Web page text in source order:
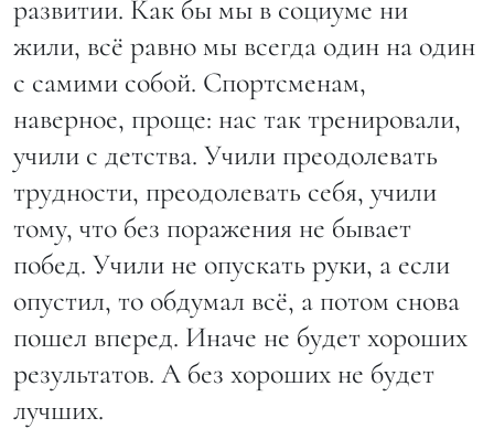
развитии. Как бы мы в социуме ни
жили, всё равно мы всегда один на один
с самими собой. Спортсменам,
наверное, проще: нас так тренировали,
учили с детства. Учили преодолевать
трудности, преодолевать себя, учили
тому, что без поражения не бывает
побед. Учили не опускать руки, а если
опустил, то обдумал всё, а потом снова
пошел вперед. Иначе не будет хороших
результатов. А без хороших не будет
лучших.